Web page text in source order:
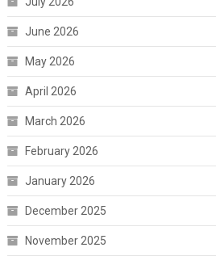
June 2026
May 2026
April 2026
March 2026
February 2026
January 2026
December 2025
November 2025